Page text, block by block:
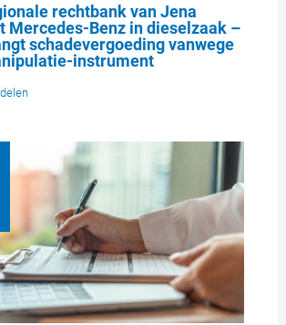
rechtbank van Jena
Mercedes-Benz in dieselzaak –
schadevergoeding vanwege
instrument